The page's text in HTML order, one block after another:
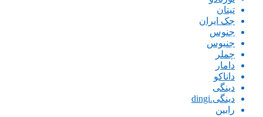
تیتان
جک ایران
جنوس
جنیوس
چملر
دامار
داناکو
دینگی
دینگی.dingi
رابین